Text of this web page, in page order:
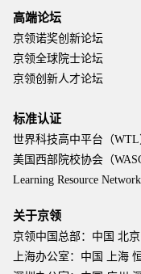
高端论坛
京领诺奖创新论坛
京领全球院士论坛
京领创新人才论坛
标准认证
世界科技高中平台（WTL
美国西部院校协会（
Learning Resource Network
关于京领
京领中国总部：中国 北
上海办公室：中国 上海